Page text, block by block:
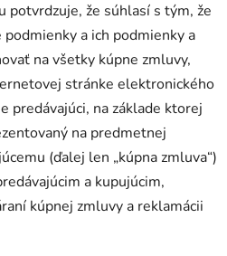
potvrdzuje, že súhlasí s tým, že
a ich podmienky a
na všetky kúpne zmluvy,
stránke elektronického
predávajúci, na základe ktorej
na predmetnej
(ďalej len „kúpna zmluva“)
a kupujúcim,
kúpnej zmluvy a reklamácii